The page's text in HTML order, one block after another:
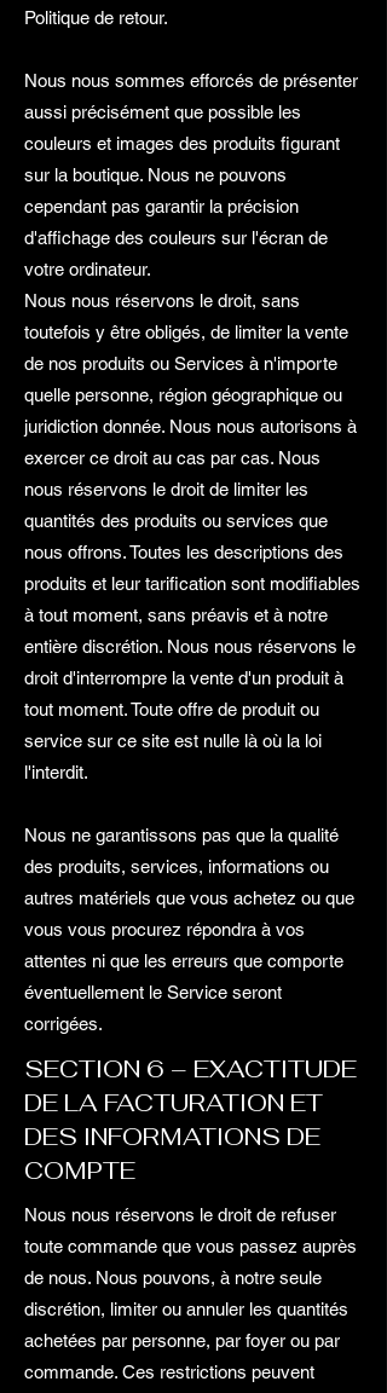
Politique de retour.
Nous nous sommes efforcés de présenter
aussi précisément que possible les
couleurs et images des produits figurant
sur la boutique. Nous ne pouvons
cependant pas garantir la précision
d'affichage des couleurs sur l'écran de
votre ordinateur.
Nous nous réservons le droit, sans
toutefois y être obligés, de limiter la vente
de nos produits ou Services à n'importe
quelle personne, région géographique ou
juridiction donnée. Nous nous autorisons à
exercer ce droit au cas par cas. Nous
nous réservons le droit de limiter les
quantités des produits ou services que
nous offrons. Toutes les descriptions des
produits et leur tarification sont modifiables
à tout moment, sans préavis et à notre
entière discrétion. Nous nous réservons le
droit d'interrompre la vente d'un produit à
tout moment. Toute offre de produit ou
service sur ce site est nulle là où la loi
l'interdit.
Nous ne garantissons pas que la qualité
des produits, services, informations ou
autres matériels que vous achetez ou que
vous vous procurez répondra à vos
attentes ni que les erreurs que comporte
éventuellement le Service seront
corrigées.
SECTION 6 – EXACTITUDE
DE LA FACTURATION ET
DES INFORMATIONS DE
COMPTE
Nous nous réservons le droit de refuser
toute commande que vous passez auprès
de nous. Nous pouvons, à notre seule
discrétion, limiter ou annuler les quantités
achetées par personne, par foyer ou par
commande. Ces restrictions peuvent